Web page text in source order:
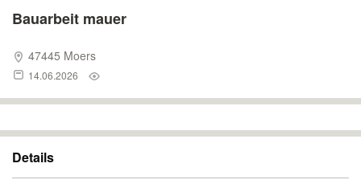
Bauarbeit mauer
47445 Moers
14.06.2026
Details